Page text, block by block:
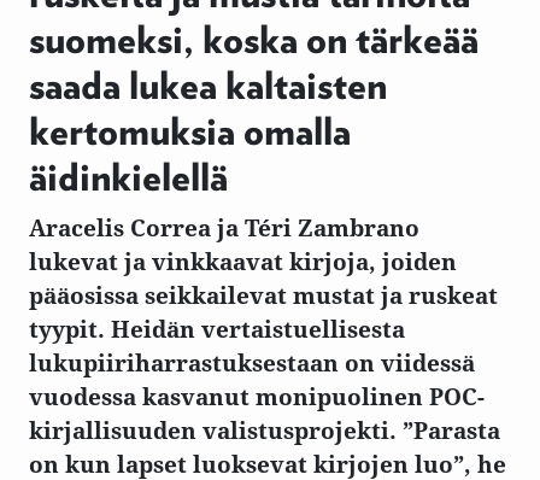
suomeksi, koska on tärkeää
saada lukea kaltaisten
kertomuksia omalla
äidinkielellä
Aracelis Correa ja Téri Zambrano
lukevat ja vinkkaavat kirjoja, joiden
pääosissa seikkailevat mustat ja ruskeat
tyypit. Heidän vertaistuellisesta
lukupiiriharrastuksestaan on viidessä
vuodessa kasvanut monipuolinen POC-
kirjallisuuden valistusprojekti. ”Parasta
on kun lapset luoksevat kirjojen luo”, he